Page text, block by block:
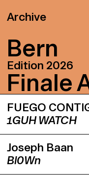
Archive
Bern
Edition 2026
Fi­na­le
FUEGO
1GUH WATCH
Joseph Baan
Bl0Wn